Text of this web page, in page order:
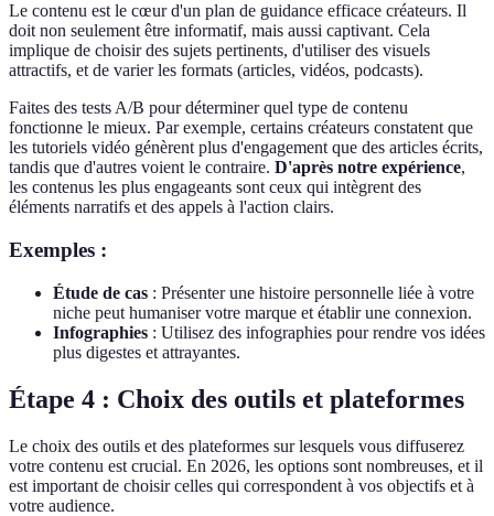
Le contenu est le cœur d'un plan de guidance efficace créateurs. Il
doit non seulement être informatif, mais aussi captivant. Cela
implique de choisir des sujets pertinents, d'utiliser des visuels
attractifs, et de varier les formats (articles, vidéos, podcasts).
Faites des tests A/B pour déterminer quel type de contenu
fonctionne le mieux. Par exemple, certains créateurs constatent que
les tutoriels vidéo génèrent plus d'engagement que des articles écrits,
tandis que d'autres voient le contraire. D'après notre expérience,
les contenus les plus engageants sont ceux qui intègrent des
éléments narratifs et des appels à l'action clairs.
Exemples :
Étude de cas : Présenter une histoire personnelle liée à votre
niche peut humaniser votre marque et établir une connexion.
Infographies : Utilisez des infographies pour rendre vos idées
plus digestes et attrayantes.
Étape 4 : Choix des outils et plateformes
Le choix des outils et des plateformes sur lesquels vous diffuserez
votre contenu est crucial. En 2026, les options sont nombreuses, et il
est important de choisir celles qui correspondent à vos objectifs et à
votre audience.